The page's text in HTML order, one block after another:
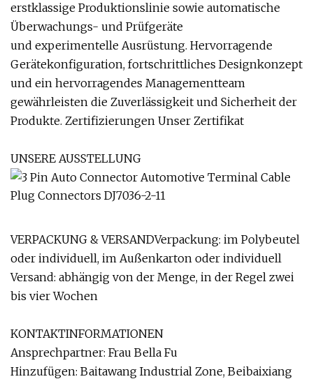
erstklassige Produktionslinie sowie automatische
Überwachungs- und Prüfgeräte
und experimentelle Ausrüstung. Hervorragende
Gerätekonfiguration, fortschrittliches Designkonzept
und ein hervorragendes Managementteam
gewährleisten die Zuverlässigkeit und Sicherheit der
Produkte. Zertifizierungen Unser Zertifikat
UNSERE AUSSTELLUNG
VERPACKUNG & VERSANDVerpackung: im Polybeutel
oder individuell, im Außenkarton oder individuell
Versand: abhängig von der Menge, in der Regel zwei
bis vier Wochen
KONTAKTINFORMATIONEN
Ansprechpartner: Frau Bella Fu
Hinzufügen: Baitawang Industrial Zone, Beibaixiang